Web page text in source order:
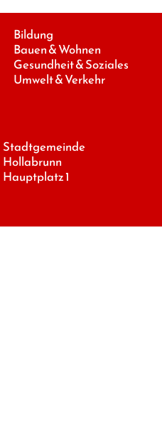
Bildung
Bauen & Wohnen
Gesundheit & Soziales
Umwelt & Verkehr
Stadtgemeinde
Hollabrunn
Hauptplatz 1